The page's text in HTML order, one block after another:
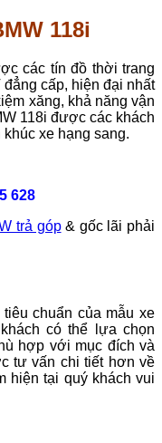
118i
các tín đồ thời trang
cấp, hiện đại nhất
xăng, khả năng vận
118i được các khách
xe hạng sang.
628
trả góp& gốc lãi phải
chuẩn của mẫu xe
có thể lựa chọn
hợp với mục đích và
tư vấn chi tiết hơn về
hiện tại quý khách vui